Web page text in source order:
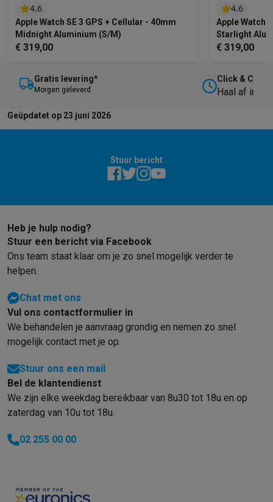
4.6
Apple Watch SE 3 GPS + Cellular - 40mm
Midnight Aluminium (S/M)
€ 319,00
4.6
Apple Watch
Starlight
€ 319,00
Gratis levering*
M orgen geleverd
Click &
Haal af in
Geüpdatet op 23 juni 2026
Stuur bericht
Heb je hulp nodig?
Stuur een bericht via Facebook
Ons team staat klaar om je zo snel mogelijk verder te
helpen.
Chat met ons
Vul ons contactformulier in
We behandelen je aanvraag grondig en nemen zo snel
mogelijk contact met je op.
Stuur ons een mail
Bel de klantendienst
We zijn elke weekdag bereikbaar van 8u30 tot 18u en op
zaterdag van 10u tot 18u.
02 255 00 00